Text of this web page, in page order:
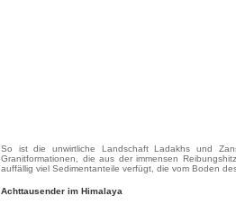
So ist die unwirtliche Landschaft Ladakhs und
Granitformationen, die aus der immensen
auffällig viel Sedimentanteile verfügt, die vom Boden
Achttausender im Himalaya